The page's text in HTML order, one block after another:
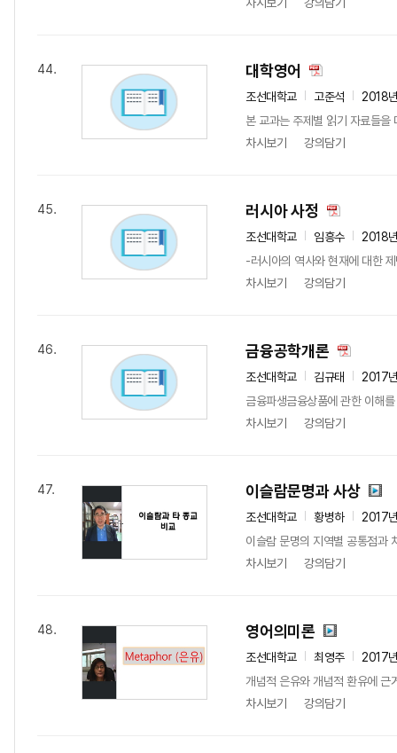
44. 대학영어
조선대학교 고준석
2018
본 교과는 주제별 읽기 자료들을
차시보기
강의담기
45. 러시아 사정
조선대학교 임흥수
2018
-러시아의 역사와 현재에 대한
차시보기
강의담기
46. 금융공학개론
조선대학교 김규태
2017
금융파생금융상품에 관한 이해
차시보기
강의담기
47. 이슬람문명과 사상
조선대학교 황병하
2017
이슬람 문명의 지역별 공통점과
차시보기
강의담기
48. 영어의미론
조선대학교 최영주
2017
개념적 은유와 개념적 환유에 근
차시보기
강의담기